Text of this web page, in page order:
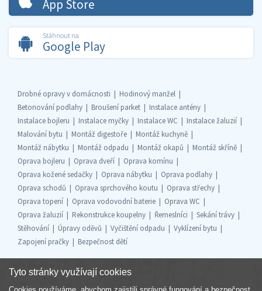
App Store
Stáhnout na
Google Play
Drobné opravy v domácnosti
Hodinový manžel
Betonování podlahy
Broušení parket
Instalace antény
Instalace bojleru
Instalace myčky Instalace WC
Instalace žaluzií
Malování bytu
Montáž digestoře
Montáž kuchyně
Montáž nábytku
Montáž odpadu Montáž okapů
Montáž skříně
Oprava bojleru
Oprava dveří
Oprava komínu
Oprava kožené sedačky
Oprava nábytku
Oprava podlahy
Oprava schodů
Oprava sprchového koutu
Oprava střechy
Oprava topení
Oprava vodovodní baterie
Oprava WC
Oprava žaluzií
Rekonstrukce koupelny Řemeslníci
Sekání trávy
Stěhování
Úpravy oděvů Vyčištění odpadu
Vyklízení bytu
Zapojení pračky
Bezpečnost dětí
Tyto stránky využívají cookies